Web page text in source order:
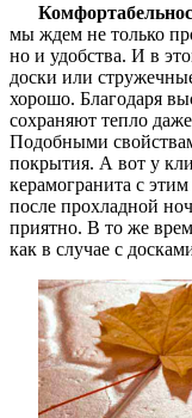
мы ждем не только
но и удобства. И в
доски или
хорошо. Благодаря
сохраняют тепло
Подобными
покрытия. А вот у
керамогранита с
после прохладной
приятно. В то же
как в случае с